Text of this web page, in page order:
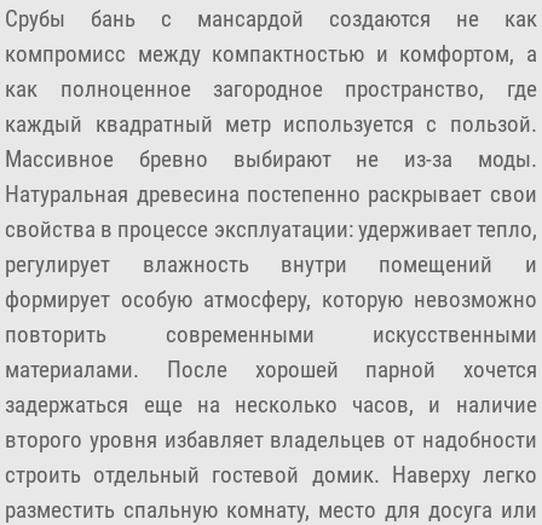
Срубы бань с мансардой создаются не как
компромисс между компактностью и комфортом, а
как полноценное загородное пространство, где
каждый квадратный метр используется с пользой.
Массивное бревно выбирают не из-за моды.
Натуральная древесина постепенно раскрывает свои
свойства в процессе эксплуатации: удерживает тепло,
регулирует влажность внутри помещений и
формирует особую атмосферу, которую невозможно
повторить современными искусственными
материалами. После хорошей парной хочется
задержаться еще на несколько часов, и наличие
второго уровня избавляет владельцев от надобности
строить отдельный гостевой домик. Наверху легко
разместить спальную комнату, место для досуга или